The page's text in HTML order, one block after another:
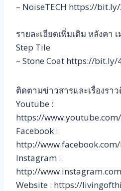
– NoiseTECH https://
รายละเอียดเพิ่มเติม หลังคา
Step Tile
– Stone Coat https://bit.ly/
ติดตามข่าวสารและเรื่องรา
Youtube :
https://
Facebook :
http://
Instagram :
http://
Website : https://